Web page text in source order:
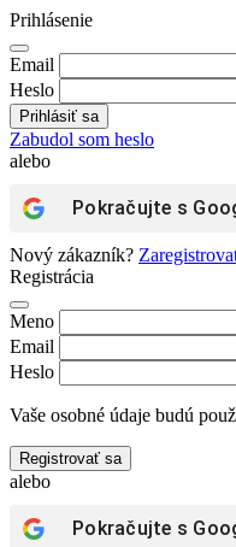
Prihlásenie
Email
Heslo
Zabudol som heslo
alebo
Pokračujte s
Nový zákazník?
Registrácia
Meno
Email
Heslo
Vaše osobné údaje budú
Registrovať sa
alebo
Pokračujte s